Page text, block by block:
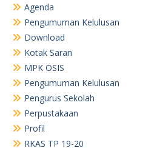
Sejarah Singkat
Sekapur Sirih
SKEP Kelulusan
SKEP Kelulusan Siswa Tahun 2019
TU
Visi dan Misi
TU
TU
RKAS TP. 23-24